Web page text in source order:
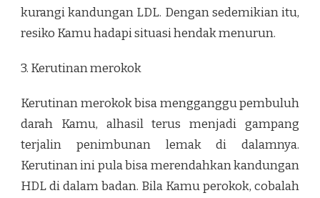
kurangi kandungan LDL. Dengan sedemikian itu,
resiko Kamu hadapi situasi hendak menurun.
3. Kerutinan merokok
Kerutinan merokok bisa mengganggu pembuluh
darah Kamu, alhasil terus menjadi gampang
terjalin penimbunan lemak di dalamnya.
Kerutinan ini pula bisa merendahkan kandungan
HDL di dalam badan. Bila Kamu perokok, cobalah